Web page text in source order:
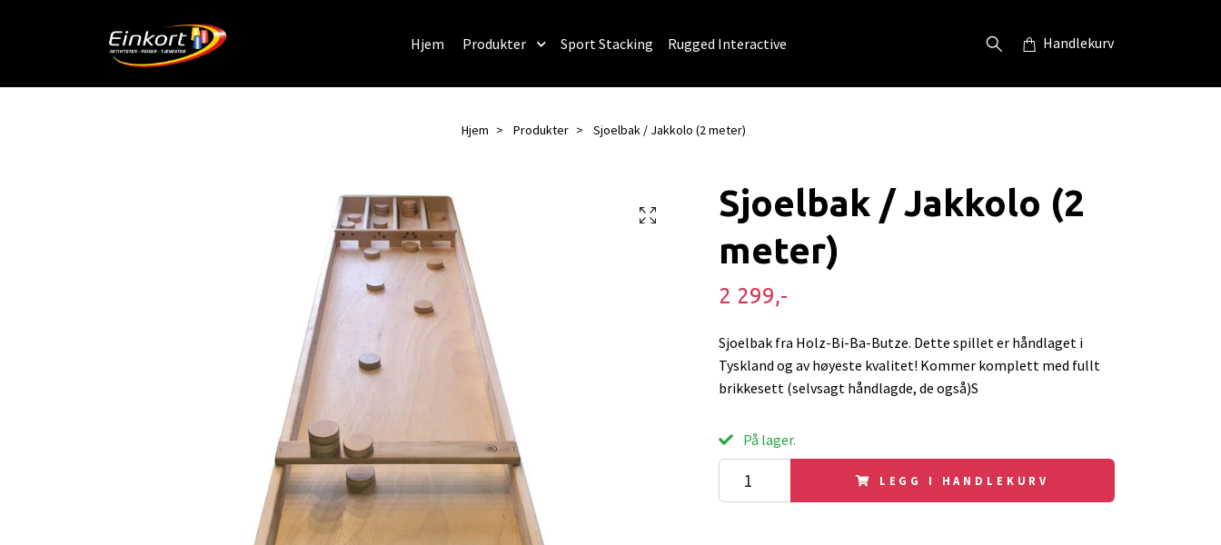
Hjem Produkter Sport Stacking Rugged Interactive Handlekurv
Hjem Produkter Sjoelbak / Jakkolo (2 meter)
Sjoelbak / Jakkolo (2
meter)
2 299,-
Sjoelbak fra Holz-Bi-Ba-Butze. Dette spillet er håndlaget i
Tyskland og av høyeste kvalitet! Kommer komplett med fullt
brikkesett (selvsagt håndlagde, de også)S
På lager.
LEGG I HANDLEKURV